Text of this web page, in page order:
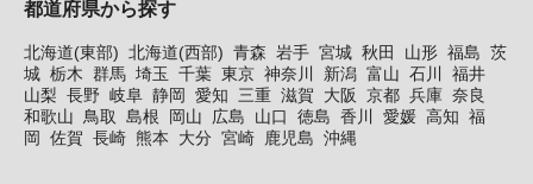
都道府県から探す
北海道(東部) 北海道(西部) 青森 岩手 宮城 秋田 山形 福島 茨
城 栃木 群馬 埼玉 千葉 東京 神奈川 新潟 富山 石川
福井
山梨 長野 岐阜 静岡 愛知 三重 滋賀 大阪 京都 兵庫 奈良
和歌山 鳥取 島根 岡山 広島 山口 徳島 香川 愛媛 高知 福
岡
佐賀 長崎 熊本 大分 宮崎 鹿児島 沖縄